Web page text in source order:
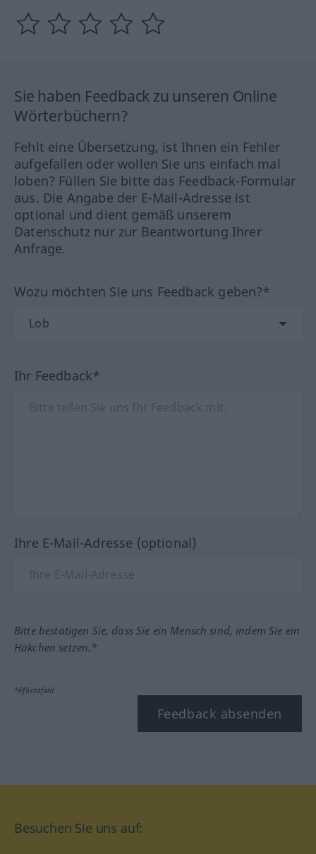
Sie haben Feedback zu unseren Online
Wörterbüchern?
Fehlt eine Übersetzung, ist Ihnen ein Fehler
aufgefallen oder wollen Sie uns einfach mal
loben? Füllen Sie bitte das Feedback-Formular
aus. Die Angabe der E-Mail-Adresse ist
optional und dient gemäß unserem
Datenschutz nur zur Beantwortung Ihrer
Anfrage.
Wozu möchten Sie uns Feedback geben?*
Ihr Feedback*
Ihre E-Mail-Adresse (optional)
Bitte bestätigen Sie, dass Sie ein Mensch sind, indem Sie ein
Häkchen setzen.*
*Pflichtfeld
Feedback absenden
Besuchen Sie uns auf: